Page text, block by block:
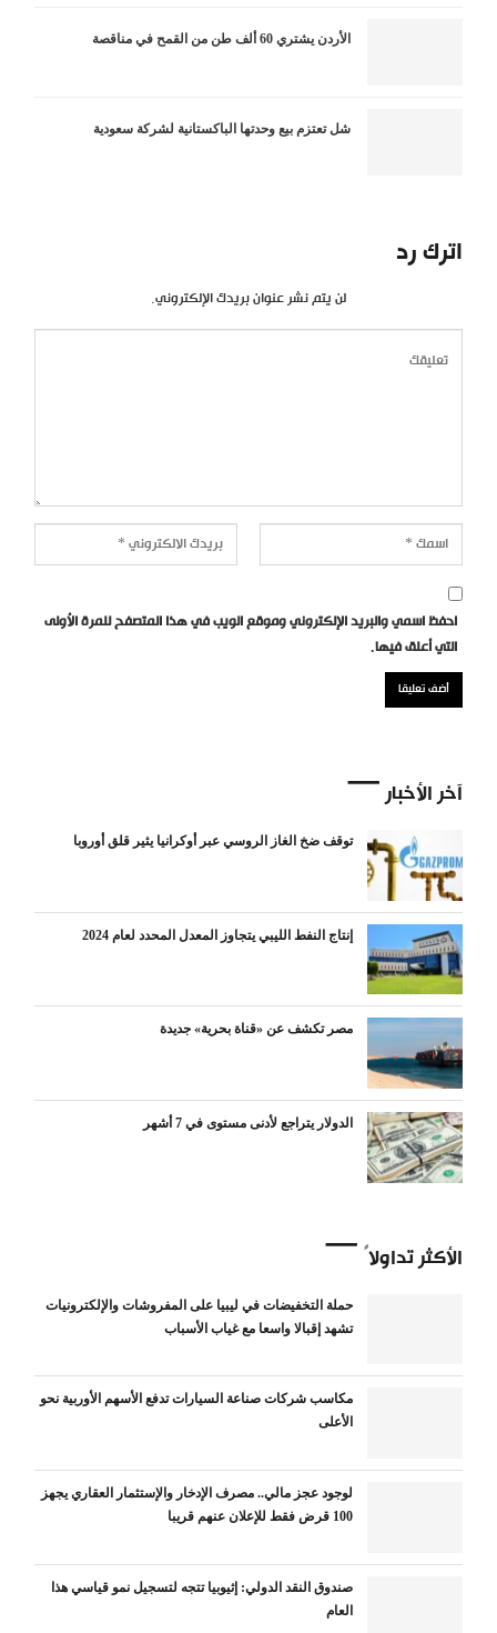
الأردن يشتري 60 ألف طن من القمح في مناقصة
شل تعتزم بيع وحدتها الباكستانية لشركة سعودية
اترك رد
لن يتم نشر عنوان بريدك الإلكتروني.
احفظ اسمي والبريد الإلكتروني وموقع الويب في هذا المتصفح للمرة الأولى
التي أعلق فيها.
آخر الأخبار
توقف ضخ الغاز الروسي عبر أوكرانيا يثير قلق أوروبا
إنتاج النفط الليبي يتجاوز المعدل المحدد لعام 2024
مصر تكشف عن «قناة بحرية» جديدة
الدولار يتراجع لأدنى مستوى في 7 أشهر
الأكثر تداولاً
حملة التخفيضات في ليبيا على المفروشات والإلكترونيات
تشهد إقبالا واسعا مع غياب الأسباب
مكاسب شركات صناعة السيارات تدفع الأسهم الأوربية نحو
الأعلى
لوجود عجز مالي.. مصرف الإدخار والإستثمار العقاري يجهز
100 قرض فقط للإعلان عنهم قريبا
صندوق النقد الدولي: إثيوبيا تتجه لتسجيل نمو قياسي هذا
العام